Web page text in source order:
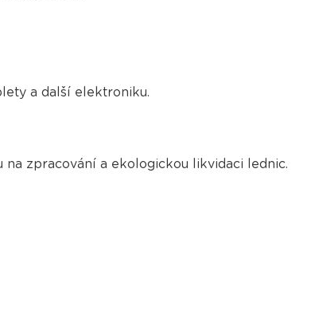
a další elektroniku.
zpracování a ekologickou likvidaci lednic.